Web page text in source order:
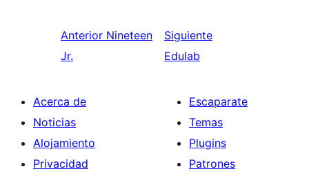
Anterior Nineteen
Jr.
Siguiente
Edulab
Acerca de
Noticias
Alojamiento
Privacidad
Escaparate
Temas
Plugins
Patrones